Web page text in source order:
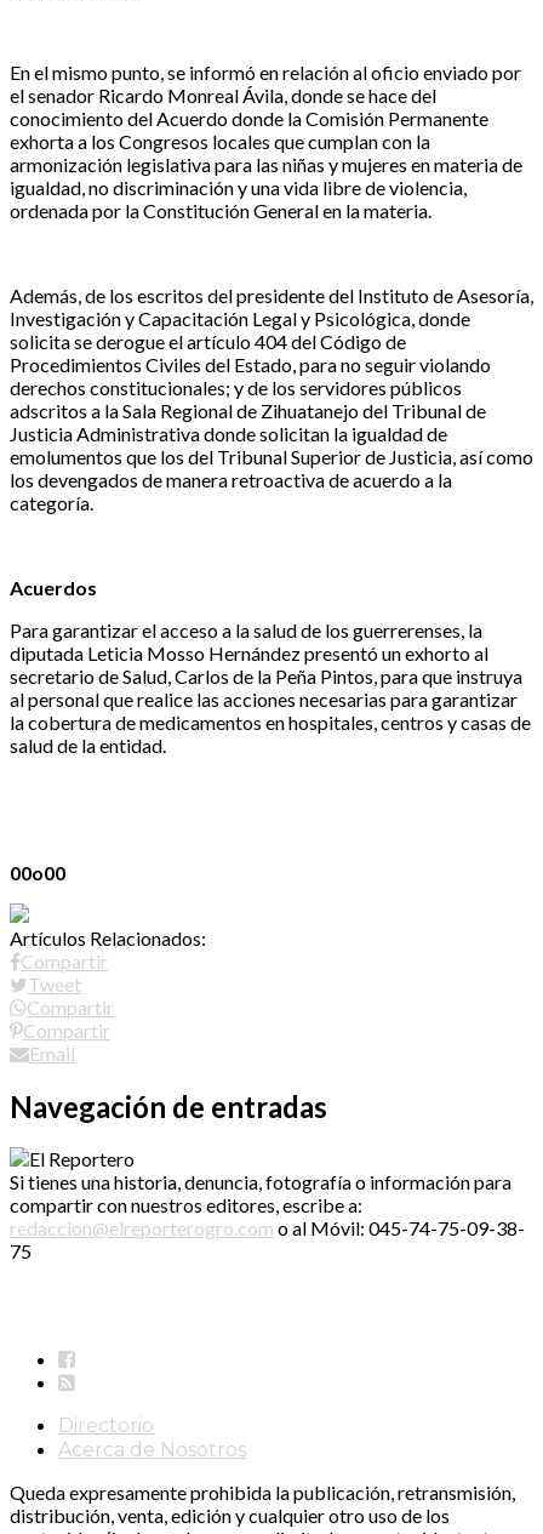
En el mismo punto, se informó en relación al oficio enviado por
el senador Ricardo Monreal Ávila, donde se hace del
conocimiento del Acuerdo donde la Comisión Permanente
exhorta a los Congresos locales que cumplan con la
armonización legislativa para las niñas y mujeres en materia de
igualdad, no discriminación y una vida libre de violencia,
ordenada por la Constitución General en la materia.
Además, de los escritos del presidente del Instituto de Asesoría,
Investigación y Capacitación Legal y Psicológica, donde
solicita se derogue el artículo 404 del Código de
Procedimientos Civiles del Estado, para no seguir violando
derechos constitucionales; y de los servidores públicos
adscritos a la Sala Regional de Zihuatanejo del Tribunal de
Justicia Administrativa donde solicitan la igualdad de
emolumentos que los del Tribunal Superior de Justicia, así como
los devengados de manera retroactiva de acuerdo a la
categoría.
Acuerdos
Para garantizar el acceso a la salud de los guerrerenses, la
diputada Leticia Mosso Hernández presentó un exhorto al
secretario de Salud, Carlos de la Peña Pintos, para que instruya
al personal que realice las acciones necesarias para garantizar
la cobertura de medicamentos en hospitales, centros y casas de
salud de la entidad.
00o00
Artículos Relacionados:
Compartir
Tweet
Compartir
Compartir
Email
Navegación de entradas
Si tienes una historia, denuncia, fotografía o información para
compartir con nuestros editores, escribe a:
redaccion@elreporterogro.com o al Móvil: 045-74-75-09-38-
75
Directorio
Acerca de Nosotros
Queda expresamente prohibida la publicación, retransmisión,
distribución, venta, edición y cualquier otro uso de los